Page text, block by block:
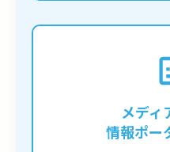
メディ
情報ポー
神戸の地域情報サ
特化したメディア
継続的に発信して